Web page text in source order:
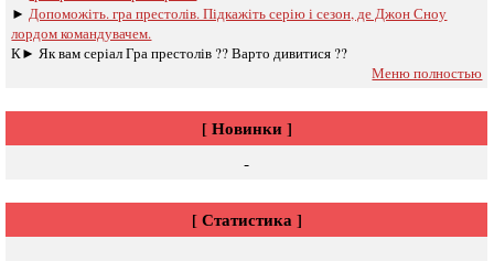
► Допоможіть. гра престолів. Підкажіть серію і сезон, де Джон Сноу
лордом командувачем.
К► Як вам серіал Гра престолів ?? Варто дивитися ??
Меню полностью
[ Новинки ]
-
[ Статистика ]